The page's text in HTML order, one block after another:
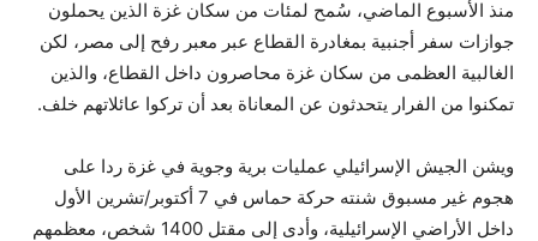
منذ الأسبوع الماضي، سُمح لمئات من سكان غزة الذين يحملون
جوازات سفر أجنبية بمغادرة القطاع عبر معبر رفح إلى مصر، لكن
الغالبية العظمى من سكان غزة محاصرون داخل القطاع، والذين
تمكنوا من الفرار يتحدثون عن المعاناة بعد أن تركوا عائلاتهم خلف.
ويشن الجيش الإسرائيلي عمليات برية وجوية في غزة ردا على
هجوم غير مسبوق شنته حركة حماس في 7 أكتوبر/تشرين الأول
داخل الأراضي الإسرائيلية، وأدى إلى مقتل 1400 شخص، معظمهم